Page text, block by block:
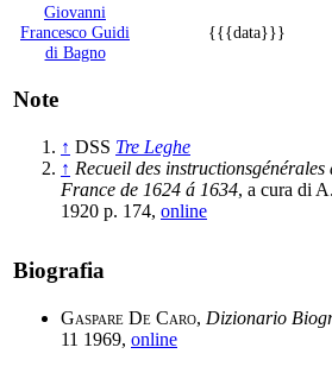
Giovanni
Francesco Guidi
di Bagno
{{{data}}}
Note
↑ DSS Tre Leghe
↑ Recueil des
France de 1624 á 1634, a cura di
1920 p. 174, online
Biografia
Gaspare De Caro, Dizionario
11 1969, online